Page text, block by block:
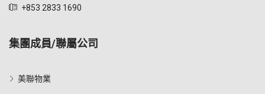
+853 2833 1690
集團成員/聯屬公司
美聯物業